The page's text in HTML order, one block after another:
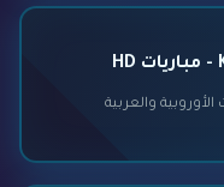
والعربية